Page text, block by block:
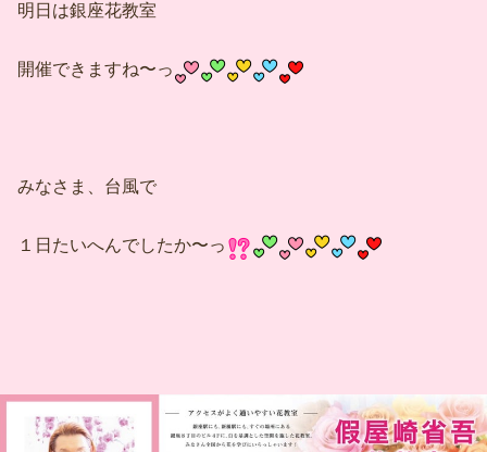
明日は銀座花教室
開催できますね〜っ
みなさま、台風で
１日たいへんでしたか〜っ